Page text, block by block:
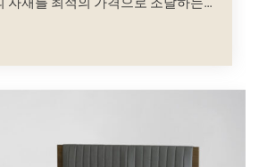
넘는 전략적 이점, 즉 대량 주문이
하고 있습니다. 특히 자작나무 침대
그 효과가 입증되고 있습니다;